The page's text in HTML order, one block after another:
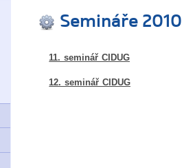
Semináře 2010
11. seminář CIDUG
12. seminář CIDUG